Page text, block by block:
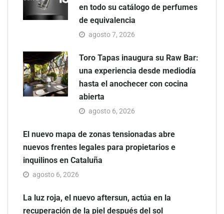
en todo su catálogo de perfumes
de equivalencia
agosto 7, 2026
Toro Tapas inaugura su Raw Bar:
una experiencia desde mediodía
hasta el anochecer con cocina
abierta
agosto 6, 2026
El nuevo mapa de zonas tensionadas abre
nuevos frentes legales para propietarios e
inquilinos en Cataluña
agosto 6, 2026
La luz roja, el nuevo aftersun, actúa en la
recuperación de la piel después del sol